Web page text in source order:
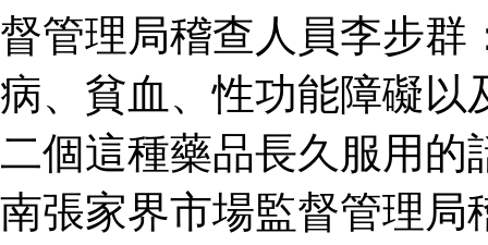
督管理局稽查人員李步群
病、貧血、性功能障礙以
二個這種藥品長久服用的
南張家界市場監督管理局